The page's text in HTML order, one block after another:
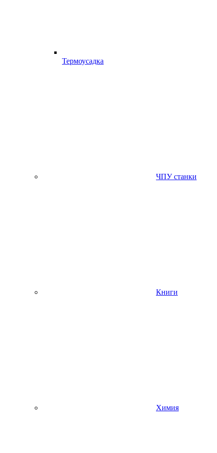
Термоусадка
ЧПУ станки
Книги
Химия